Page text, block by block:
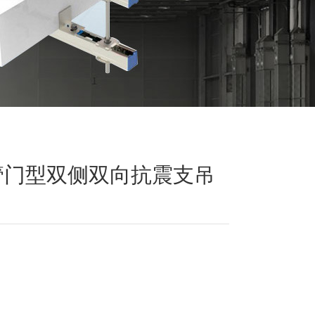
型双侧双向抗震支吊